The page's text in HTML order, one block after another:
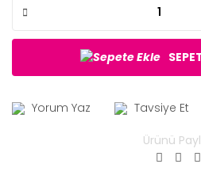
Yorum Yaz Tavsiye Et
Ürünü